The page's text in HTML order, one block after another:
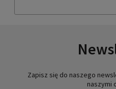
Zapisz się do naszego
naszymi